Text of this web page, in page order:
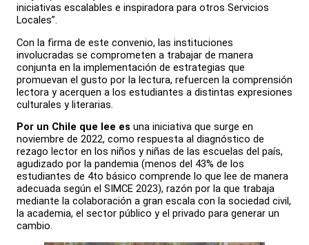
iniciativas escalables e inspiradora para otros Servicios
Locales”.
Con la firma de este convenio, las instituciones
involucradas se comprometen a trabajar de manera
conjunta en la implementación de estrategias que
promuevan el gusto por la lectura, refuercen la comprensión
lectora y acerquen a los estudiantes a distintas expresiones
culturales y literarias.
Por un Chile que lee es una iniciativa que surge en
noviembre de 2022, como respuesta al diagnóstico de
rezago lector en los niños y niñas de las escuelas del país,
agudizado por la pandemia (menos del 43% de los
estudiantes de 4to básico comprende lo que lee de manera
adecuada según el SIMCE 2023), razón por la que trabaja
mediante la colaboración a gran escala con la sociedad civil,
la academia, el sector público y el privado para generar un
cambio.